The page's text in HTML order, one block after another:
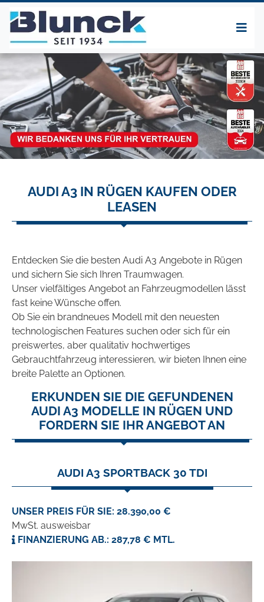
AUDI A3 IN RÜGEN KAUFEN ODER
LEASEN
Entdecken Sie die besten Audi A3 Angebote in Rügen
und sichern Sie sich Ihren Traumwagen.
Unser vielfältiges Angebot an Fahrzeugmodellen lässt
fast keine Wünsche offen.
Ob Sie ein brandneues Modell mit den neuesten
technologischen Features suchen oder sich für ein
preiswertes, aber qualitativ hochwertiges
Gebrauchtfahrzeug interessieren, wir bieten Ihnen eine
breite Palette an Optionen.
ERKUNDEN SIE DIE GEFUNDENEN
AUDI A3 MODELLE IN RÜGEN UND
FORDERN SIE IHR ANGEBOT AN
AUDI A3 SPORTBACK 30 TDI
UNSER PREIS FÜR SIE: 28.390,00 €
MwSt. ausweisbar
FINANZIERUNG AB.: 287,78 € MTL.